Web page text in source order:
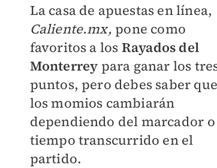
La casa de apuestas en línea,
Caliente.mx, pone como
favoritos a los Rayados del
Monterrey para ganar los
puntos, pero debes saber que
los momios cambiarán
dependiendo del marcador
tiempo transcurrido en el
partido.